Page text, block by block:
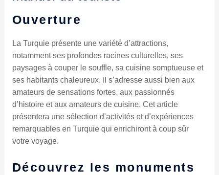
Ouverture
La Turquie présente une variété d’attractions,
notamment ses profondes racines culturelles, ses
paysages à couper le souffle, sa cuisine somptueuse et
ses habitants chaleureux. Il s’adresse aussi bien aux
amateurs de sensations fortes, aux passionnés
d’histoire et aux amateurs de cuisine. Cet article
présentera une sélection d’activités et d’expériences
remarquables en Turquie qui enrichiront à coup sûr
votre voyage.
Découvrez les monuments